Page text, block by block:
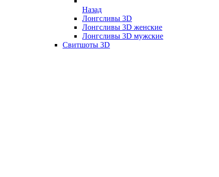
Назад
Лонгсливы 3D
Лонгсливы 3D женские
Лонгсливы 3D мужские
Свитшоты 3D